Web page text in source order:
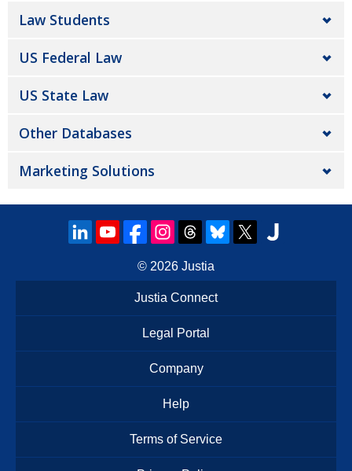
Law Students
US Federal Law
US State Law
Other Databases
Marketing Solutions
© 2026 Justia
Justia Connect
Legal Portal
Company
Help
Terms of Service